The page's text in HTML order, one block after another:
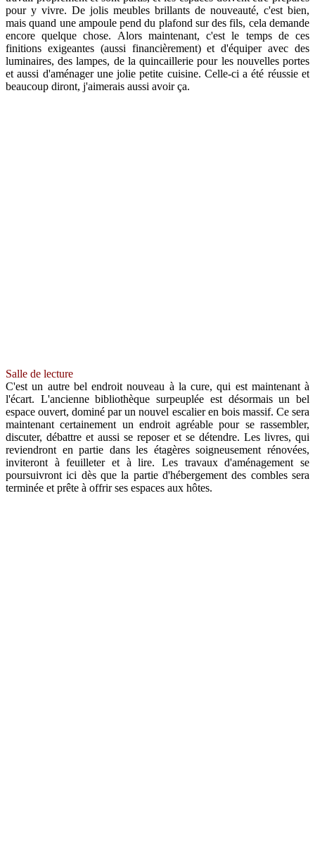
pour y vivre. De jolis meubles brillants de nouveauté, c'est bien,
mais quand une ampoule pend du plafond sur des fils, cela demande
encore quelque chose. Alors maintenant, c'est le temps de ces
finitions exigeantes (aussi financièrement) et d'équiper avec des
luminaires, des lampes, de la quincaillerie pour les nouvelles portes
et aussi d'aménager une jolie petite cuisine. Celle-ci a été réussie et
beaucoup diront, j'aimerais aussi avoir ça.
Salle de lecture
C'est un autre bel endroit nouveau à la cure, qui est maintenant à
l'écart. L'ancienne bibliothèque surpeuplée est désormais un bel
espace ouvert, dominé par un nouvel escalier en bois massif. Ce sera
maintenant certainement un endroit agréable pour se rassembler,
discuter, débattre et aussi se reposer et se détendre. Les livres, qui
reviendront en partie dans les étagères soigneusement rénovées,
inviteront à feuilleter et à lire. Les travaux d'aménagement se
poursuivront ici dès que la partie d'hébergement des combles sera
terminée et prête à offrir ses espaces aux hôtes.